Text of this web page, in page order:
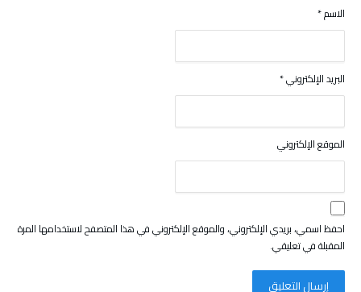
الاسم*
البريد الإلكتروني*
الموقع الإلكتروني
احفظ اسمي، بريدي الإلكتروني، والموقع الإلكتروني في هذا المتصفح لاستخدامها المرة
المقبلة في تعليقي.